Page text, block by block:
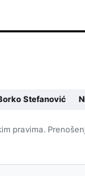
Stefanović
pravima.